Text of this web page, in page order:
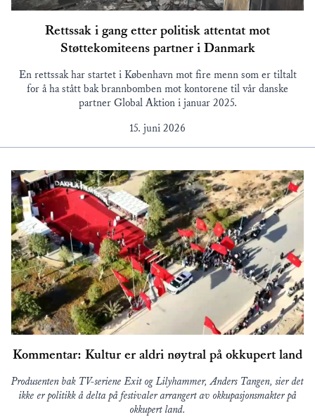
Rettssak i gang etter politisk attentat mot
Støttekomiteens partner i Danmark
En rettssak har startet i København mot fire menn som er tiltalt
for å ha stått bak brannbomben mot kontorene til vår danske
partner Global Aktion i januar 2025.
15. juni 2026
Kommentar: Kultur er aldri nøytral på okkupert land
Produsenten bak TV-seriene Exit og Lilyhammer, Anders Tangen, sier det
ikke er politikk å delta på festivaler arrangert av okkupasjonsmakter på
okkupert land.